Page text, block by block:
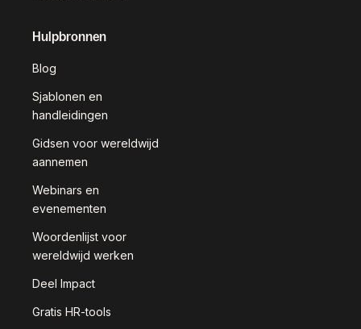
Hulpbronnen
Blog
Sjablonen en
handleidingen
Gidsen voor wereldwijd
aannemen
Webinars en
evenementen
Woordenlijst voor
wereldwijd werken
Deel Impact
Gratis HR-tools